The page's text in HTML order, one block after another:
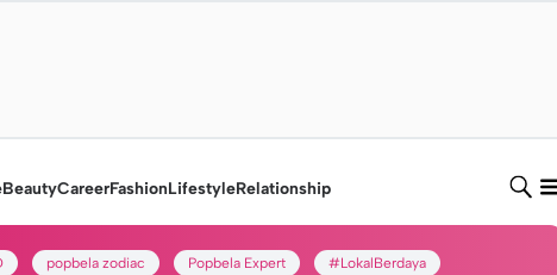
BeautyCareerFashionLifestyleRelationship
popbela zodiac Popbela Expert #LokalBerdaya